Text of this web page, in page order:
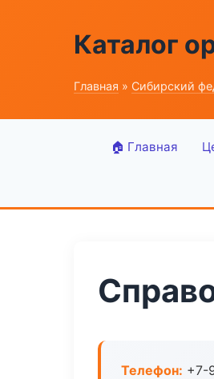
Каталог
Главная » Сибирский
🏠 Главная
Телефон: +7-